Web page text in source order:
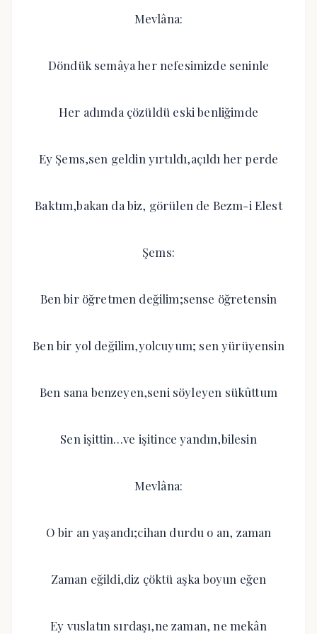
Mevlâna:
Döndük semâya her nefesimizde seninle
Her adımda çözüldü eski benliğimde
Ey Şems,sen geldin yırtıldı,açıldı her perde
Baktım,bakan da biz, görülen de Bezm-i Elest
Şems:
Ben bir öğretmen değilim;sense öğretensin
Ben bir yol değilim,yolcuyum; sen yürüyensin
Ben sana benzeyen,seni söyleyen sükûttum
Sen işittin…ve işitince yandın,bilesin
Mevlâna:
O bir an yaşandı;cihan durdu o an, zaman
Zaman eğildi,diz çöktü aşka boyun eğen
Ey vuslatın sırdaşı,ne zaman, ne mekân